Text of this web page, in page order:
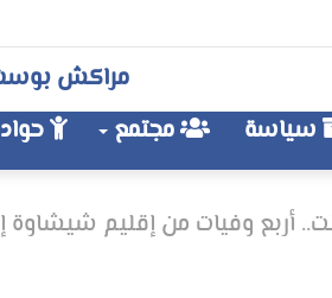
مراكش
سياسة مجتمع
أربع وفيات من إقليم شيشاوة